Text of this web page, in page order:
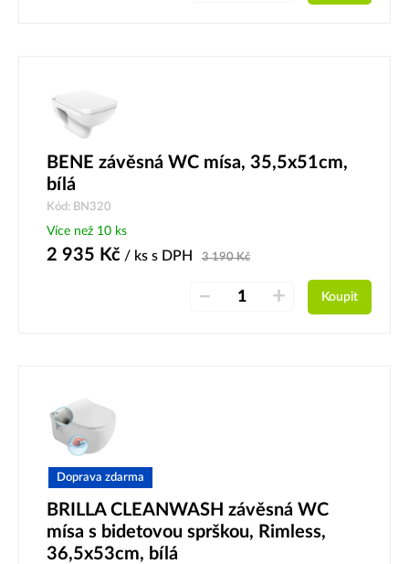
BENE závěsná WC mísa, 35,5x51cm,
bílá
Kód: BN320
Více než 10 ks
2 935 Kč / ks s DPH 3 190Kč
– + Koupit
Doprava zdarma
BRILLA CLEANWASH závěsná WC
mísa s bidetovou sprškou, Rimless,
36,5x53cm, bílá